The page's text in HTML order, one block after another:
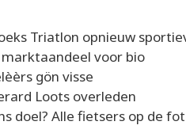
Triatlon opnieuw
voor bio
gön visse
Loots overleden
doel? Alle fietsers op de